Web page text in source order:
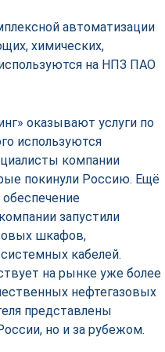
автоматизации
химических,
на НПЗ ПАО
оказывают услуги по
используются
компании
покинули Россию. Ещё
запустили
шкафов,
кабелей.
на рынке уже более
нефтегазовых
представлены
но и за рубежом.